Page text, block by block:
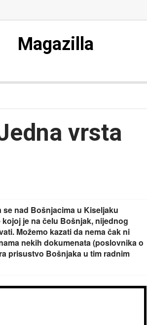
Magazilla
vrsta
nad Bošnjacima u Kiseljaku
je na čelu Bošnjak, nijednog
Možemo kazati da nema čak ni
nekih dokumenata (poslovnika o
prisustvo Bošnjaka u tim radnim